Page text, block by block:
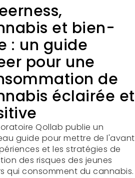
et bien-
: un guide
pour une
de
éclairée et
Qollab publie un
guide pour mettre de l'avant
et les stratégies de
des risques des jeunes
qui consomment du cannabis.